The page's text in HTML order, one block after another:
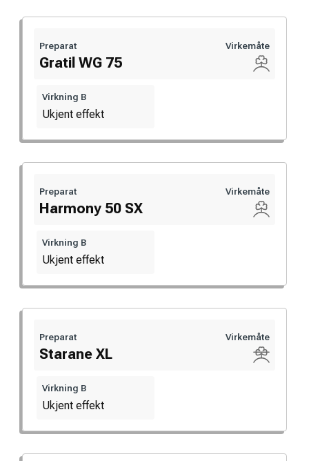
Preparat
Gratil WG 75
Virkemåte
Virkning B
Ukjent effekt
Preparat
Harmony 50 SX
Virkemåte
Virkning B
Ukjent effekt
Preparat
Starane XL
Virkemåte
Virkning B
Ukjent effekt